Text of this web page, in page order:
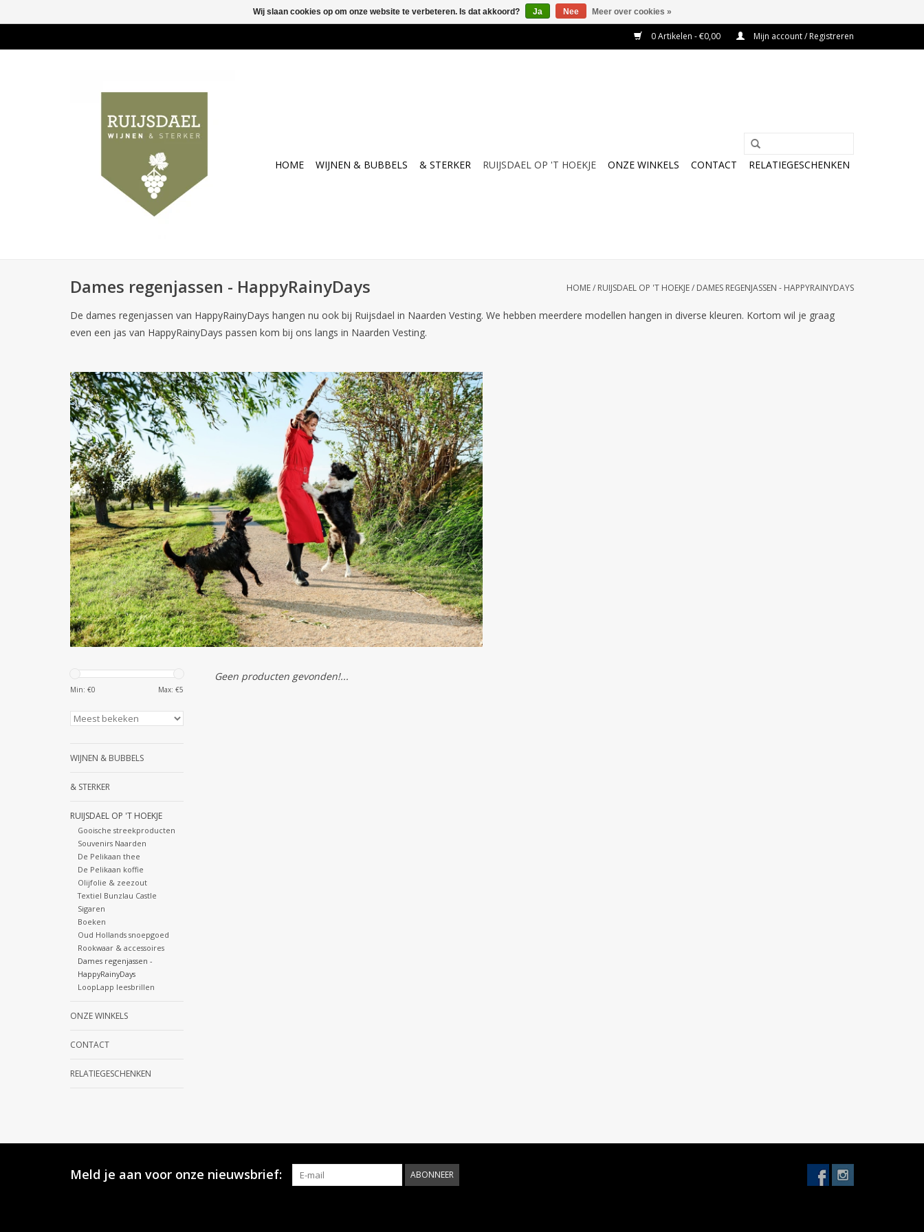
0 Artikelen - €0,00 Mijn account / Registreren
HOME WIJNEN & BUBBELS & STERKER RUIJSDAEL OP 'T HOEKJE ONZE WINKELS CONTACT RELATIEGESCHENKEN
Dames regenjassen - HappyRainyDays HOME/ RUIJSDAEL OP 'T HOEKJE/ DAMES REGENJASSEN - HAPPYRAINYDAYS
De dames regenjassen van HappyRainyDays hangen nu ook bij Ruijsdael in Naarden Vesting. We hebben meerdere modellen hangen in diverse kleuren. Kortom wil je graag
even een jas van HappyRainyDays passen kom bij ons langs in Naarden Vesting.
Min: €0 Max: €5
WIJNEN & BUBBELS
& STERKER
RUIJSDAEL OP 'T HOEKJE
Gooische streekproducten
Souvenirs Naarden
De Pelikaan thee
De Pelikaan koffie
Olijfolie & zeezout
Textiel Bunzlau Castle
Sigaren
Boeken
Oud Hollands snoepgoed
Rookwaar & accessoires
Dames regenjassen -
HappyRainyDays
LoopLapp leesbrillen
ONZE WINKELS
CONTACT
RELATIEGESCHENKEN
Geen producten gevonden!...
Meld je aan voor onze nieuwsbrief: ABONNEER
Wij slaan cookies op om onze website te verbeteren. Is dat akkoord? Ja Nee Meer over cookies »